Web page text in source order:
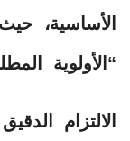
الأساسية،
“الأولوية
​الالتزام